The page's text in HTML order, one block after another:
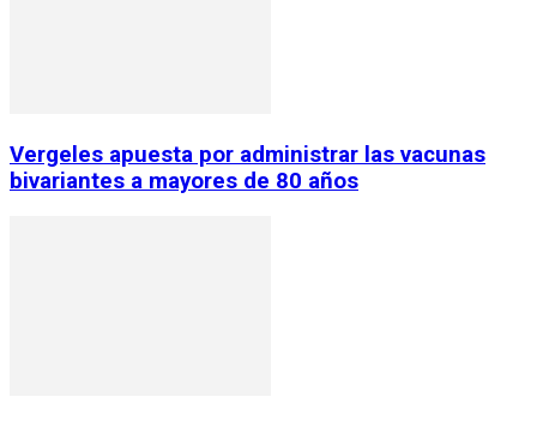
Vergeles apuesta por administrar las vacunas
bivariantes a mayores de 80 años